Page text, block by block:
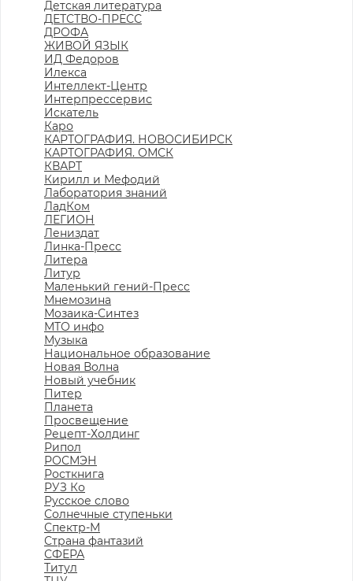
Детская литература
ДЕТСТВО-ПРЕСС
ДРОФА
ЖИВОЙ ЯЗЫК
ИД Федоров
Илекса
Интеллект-Центр
Интерпрессервис
Искатель
Каро
КАРТОГРАФИЯ. НОВОСИБИРСК
КАРТОГРАФИЯ. ОМСК
КВАРТ
Кирилл и Мефодий
Лаборатория знаний
ЛадКом
ЛЕГИОН
Лениздат
Линка-Пресс
Литера
Литур
Маленький гений-Пресс
Мнемозина
Мозаика-Синтез
МТО инфо
Музыка
Национальное образование
Новая Волна
Новый учебник
Питер
Планета
Просвещение
Рецепт-Холдинг
Рипол
РОСМЭН
Росткнига
РУЗ Ко
Русское слово
Солнечные ступеньки
Спектр-М
Страна фантазий
СФЕРА
Титул